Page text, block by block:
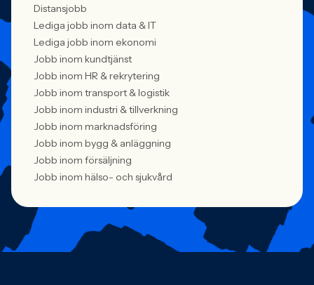
Distansjobb
Lediga jobb inom data & IT
Lediga jobb inom ekonomi
Jobb inom kundtjänst
Jobb inom HR & rekrytering
Jobb inom transport & logistik
Jobb inom industri & tillverkning
Jobb inom marknadsföring
Jobb inom bygg & anläggning
Jobb inom försäljning
Jobb inom hälso- och sjukvård